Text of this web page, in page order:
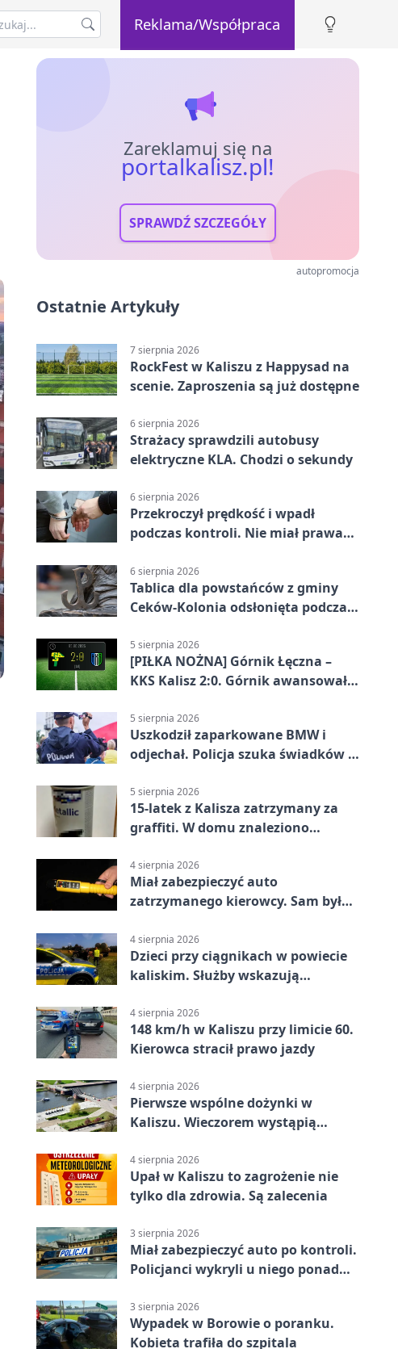
Reklama/Współpraca
Zareklamuj się na
portalkalisz.pl!
SPRAWDŹ SZCZEGÓŁY
autopromocja
Ostatnie Artykuły
7 sierpnia 2026
RockFest w Kaliszu z Happysad na
scenie. Zaproszenia są już dostępne
6 sierpnia 2026
Strażacy sprawdzili autobusy
elektryczne KLA. Chodzi o sekundy
6 sierpnia 2026
Przekroczył prędkość i wpadł
podczas kontroli. Nie miał prawa
6 sierpnia 2026
Tablica dla powstańców z gminy
Ceków-Kolonia odsłonięta podczas
5 sierpnia 2026
[PIŁKA NOŻNA] Górnik Łęczna –
KKS Kalisz 2:0. Górnik awansował
5 sierpnia 2026
Uszkodził zaparkowane BMW i
odjechał. Policja szuka świadków w
5 sierpnia 2026
15-latek z Kalisza zatrzymany za
graffiti. W domu znaleziono
4 sierpnia 2026
Miał zabezpieczyć auto
zatrzymanego kierowcy. Sam był
4 sierpnia 2026
Dzieci przy ciągnikach w powiecie
kaliskim. Służby wskazują
4 sierpnia 2026
148 km/h w Kaliszu przy limicie 60.
Kierowca stracił prawo jazdy
4 sierpnia 2026
Pierwsze wspólne dożynki w
Kaliszu. Wieczorem wystąpią
4 sierpnia 2026
Upał w Kaliszu to zagrożenie nie
tylko dla zdrowia. Są zalecenia
3 sierpnia 2026
Miał zabezpieczyć auto po kontroli.
Policjanci wykryli u niego ponad
3 sierpnia 2026
Wypadek w Borowie o poranku.
Kobieta trafiła do szpitala